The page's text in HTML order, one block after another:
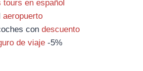
tours en español
aeropuerto
con descuento
de viaje -5%